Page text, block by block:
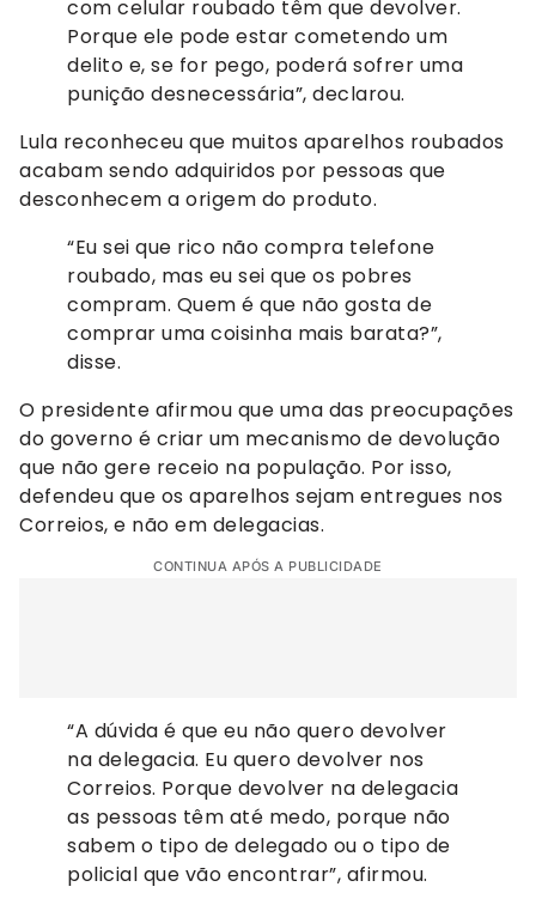
com celular roubado têm que devolver.
Porque ele pode estar cometendo um
delito e, se for pego, poderá sofrer uma
punição desnecessária”, declarou.
Lula reconheceu que muitos aparelhos roubados
acabam sendo adquiridos por pessoas que
desconhecem a origem do produto.
“Eu sei que rico não compra telefone
roubado, mas eu sei que os pobres
compram. Quem é que não gosta de
comprar uma coisinha mais barata?”,
disse.
O presidente afirmou que uma das preocupações
do governo é criar um mecanismo de devolução
que não gere receio na população. Por isso,
defendeu que os aparelhos sejam entregues nos
Correios, e não em delegacias.
CONTINUA APÓS A PUBLICIDADE
“A dúvida é que eu não quero devolver
na delegacia. Eu quero devolver nos
Correios. Porque devolver na delegacia
as pessoas têm até medo, porque não
sabem o tipo de delegado ou o tipo de
policial que vão encontrar”, afirmou.